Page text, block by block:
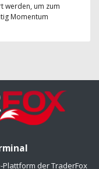
werden, um zum
Momentum
der TraderFox